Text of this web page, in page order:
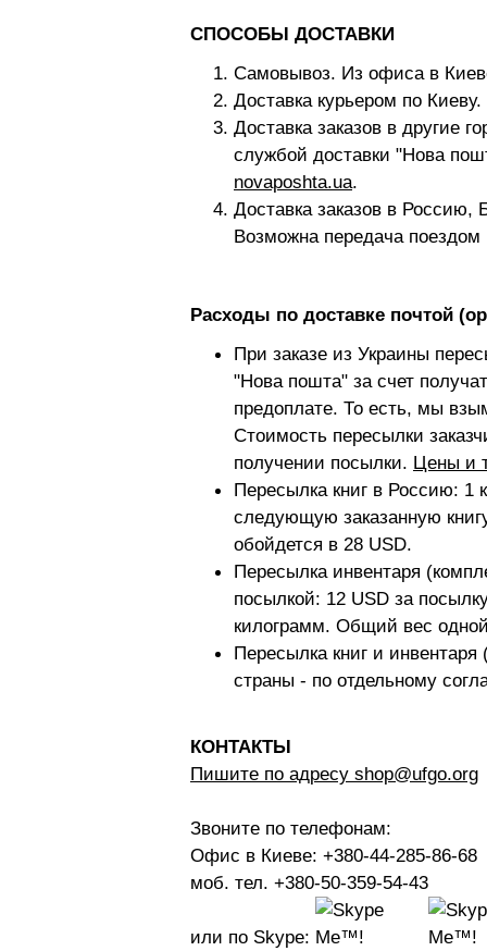
СПОСОБЫ ДОСТАВКИ
Самовывоз. Из офиса в
Доставка курьером по
Доставка заказов в другие
службой доставки "Нова
novaposhta.ua.
Доставка заказов в Россию,
Возможна передача
Расходы по доставке почтой
При заказе из Украины
"Нова пошта" за счет
предоплате. То есть, мы
Стоимость пересылки
получении посылки. Цены и
Пересылка книг в Россию: 1
следующую заказанную
обойдется в 28 USD.
Пересылка инвентаря
посылкой: 12 USD за
килограмм. Общий вес
Пересылка книг и
страны - по отдельному
КОНТАКТЫ
Пишите по адресу shop@ufgo.org
Звоните по телефонам:
Офис в Киеве: +380-44-285-86-68
моб. тел. +380-50-359-54-43
или по Skype: